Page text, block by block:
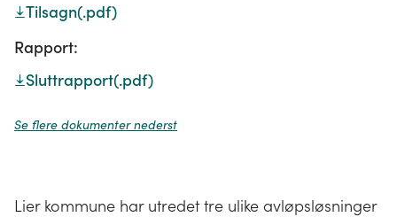
Tilsagn(.pdf)
Rapport:
Sluttrapport(.pdf)
Se flere dokumenter nederst
Lier kommune har utredet tre ulike avløpsløsninger